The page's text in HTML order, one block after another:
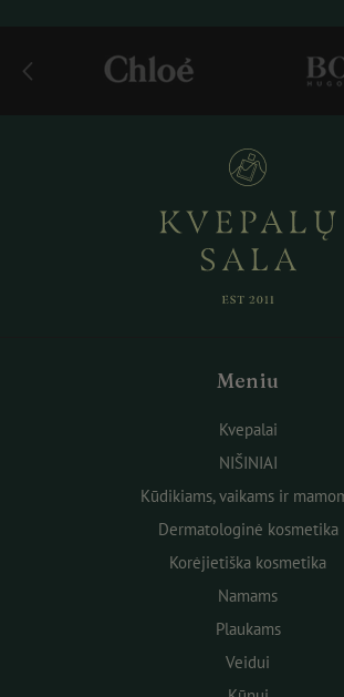
Meniu
Kvepalai
NIŠINIAI
Kūdikiams, vaikams ir
Dermatologinė kosmetika
Korėjietiška kosmetika
Namams
Plaukams
Veidui